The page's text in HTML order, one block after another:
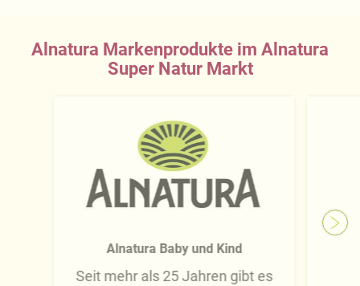
Alnatura Markenprodukte im Alnatura
Super Natur Markt
Alnatura Baby und Kind
Seit mehr als 25 Jahren gibt es